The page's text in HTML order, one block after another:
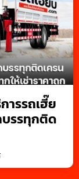
ารรถเฮี๊ย
บรรทุกติด